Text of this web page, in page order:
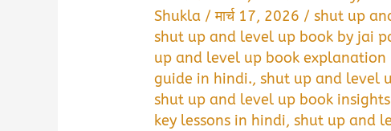
Shukla /मार्च 17, 2026 /shut up
shut up and level up book by jai
up and level up book explanation
guide in hindi.,shut up and level
shut up and level up book
key lessons in hindi,shut up and